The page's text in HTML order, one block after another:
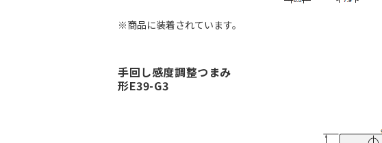
※商品に装着されています。
手回し感度調整つまみ
形E39-G3